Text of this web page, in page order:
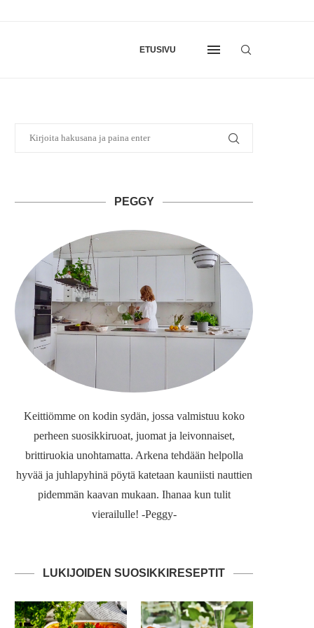
ETUSIVU
PEGGY
Keittiömme on kodin sydän, jossa valmistuu koko
perheen suosikkiruoat, juomat ja leivonnaiset,
brittiruokia unohtamatta. Arkena tehdään helpolla
hyvää ja juhlapyhinä pöytä katetaan kauniisti nauttien
pidemmän kaavan mukaan. Ihanaa kun tulit
vierailulle! -Peggy-
LUKIJOIDEN SUOSIKKIRESEPTIT